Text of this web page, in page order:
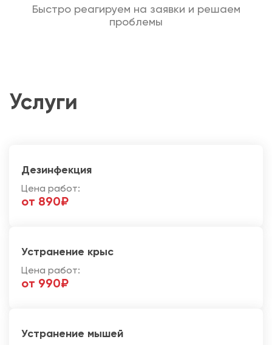
Быстро реагируем на заявки и решаем
проблемы
Услуги
Дезинфекция
Цена работ:
от 890₽
Устранение крыс
Цена работ:
от 990₽
Устранение мышей